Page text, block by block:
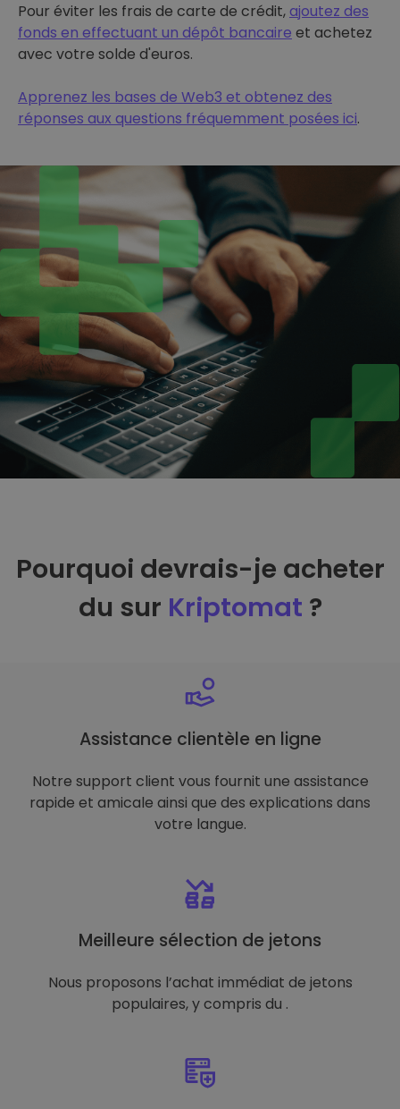
Pour éviter les frais de carte de crédit,ajoutez des
fonds en effectuant un dépôt bancaire et achetez
avec votre solde d'euros.
Apprenez les bases de Web3 et obtenez des
réponses aux questions fréquemment posées ici.
Pourquoi devrais-je acheter
du sur Kriptomat ?
Assistance clientèle en ligne
Notre support client vous fournit une assistance
rapide et amicale ainsi que des explications dans
votre langue.
Meilleure sélection de jetons
Nous proposons l’achat immédiat de jetons
populaires, y compris du .